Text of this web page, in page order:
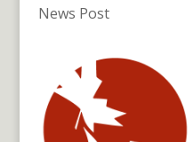
News Post